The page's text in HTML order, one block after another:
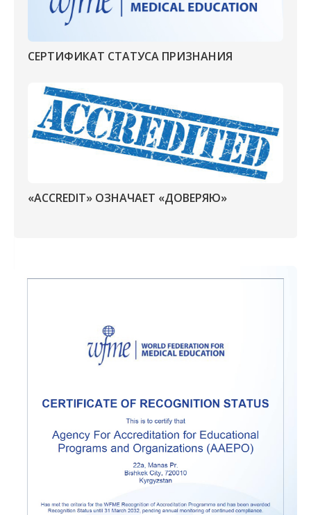
СЕРТИФИКАТ СТАТУСА ПРИЗНАНИЯ
«ACCREDIT» ОЗНАЧАЕТ «ДОВЕРЯЮ»